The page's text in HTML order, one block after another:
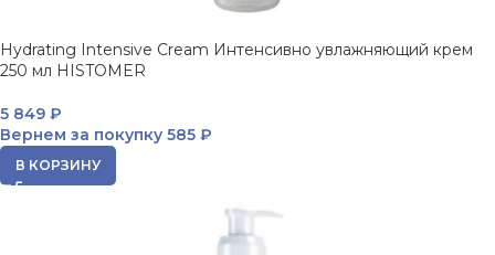
Hydrating Intensive Cream Интенсивно увлажняющий крем
250 мл HISTOMER
5 849 ₽
Вернем за покупку 585 ₽
В КОРЗИНУ